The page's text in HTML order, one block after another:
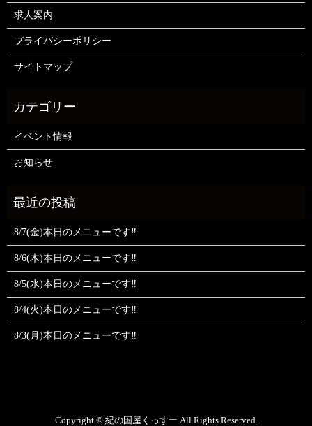
求人案内
プライバシーポリシー
サイトマップ
イベント情報
お知らせ
8/7(金)本日のメニューです‼️
8/6(木)本日のメニューです‼️
8/5(水)本日のメニューです‼️
8/4(火)本日のメニューです‼️
8/3(月)本日のメニューです‼️
Copyright © 紀の国屋くっすー All Rights Reserved.